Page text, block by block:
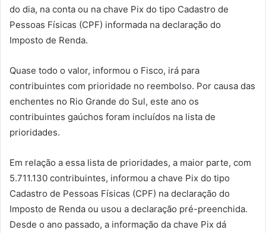
do dia, na conta ou na chave Pix do tipo Cadastro de
Pessoas Físicas (CPF) informada na declaração do
Imposto de Renda.
Quase todo o valor, informou o Fisco, irá para
contribuintes com prioridade no reembolso. Por causa das
enchentes no Rio Grande do Sul, este ano os
contribuintes gaúchos foram incluídos na lista de
prioridades.
Em relação a essa lista de prioridades, a maior parte, com
5.711.130 contribuintes, informou a chave Pix do tipo
Cadastro de Pessoas Físicas (CPF) na declaração do
Imposto de Renda ou usou a declaração pré-preenchida.
Desde o ano passado, a informação da chave Pix dá